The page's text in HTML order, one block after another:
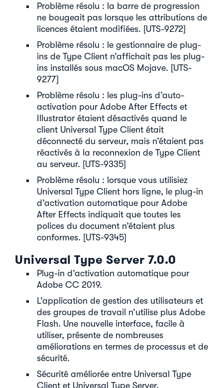
Problème résolu : la barre de progression
ne bougeait pas lorsque les attributions de
licences étaient modifiées. [UTS-9272]
Problème résolu : le gestionnaire de plug-
ins de Type Client n’affichait pas les plug-
ins installés sous macOS Mojave. [UTS-
9277]
Problème résolu : les plug-ins d’auto-
activation pour Adobe After Effects et
Illustrator étaient désactivés quand le
client Universal Type Client était
déconnecté du serveur, mais n’étaient pas
réactivés à la reconnexion de Type Client
au serveur. [UTS-9335]
Problème résolu : lorsque vous utilisiez
Universal Type Client hors ligne, le plug-in
d’activation automatique pour Adobe
After Effects indiquait que toutes les
polices du document n’étaient plus
conformes. [UTS-9345]
Universal Type Server 7.0.0
Plug-in d’activation automatique pour
Adobe CC 2019.
L’application de gestion des utilisateurs et
des groupes de travail n’utilise plus Adobe
Flash. Une nouvelle interface, facile à
utiliser, présente de nombreuses
améliorations en termes de processus et de
sécurité.
Sécurité améliorée entre Universal Type
Client et Universal Type Server.